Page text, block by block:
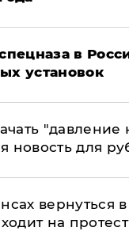
в
установок
"давление
новость для
вернуться
на